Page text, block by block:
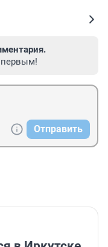
первым!
Отправить